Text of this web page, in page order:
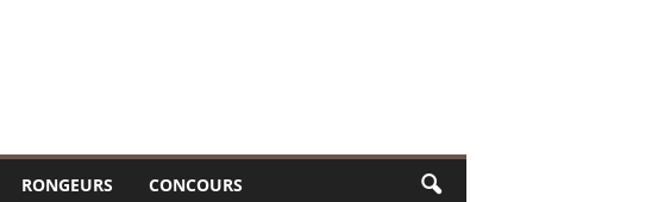
RONGEURS CONCOURS